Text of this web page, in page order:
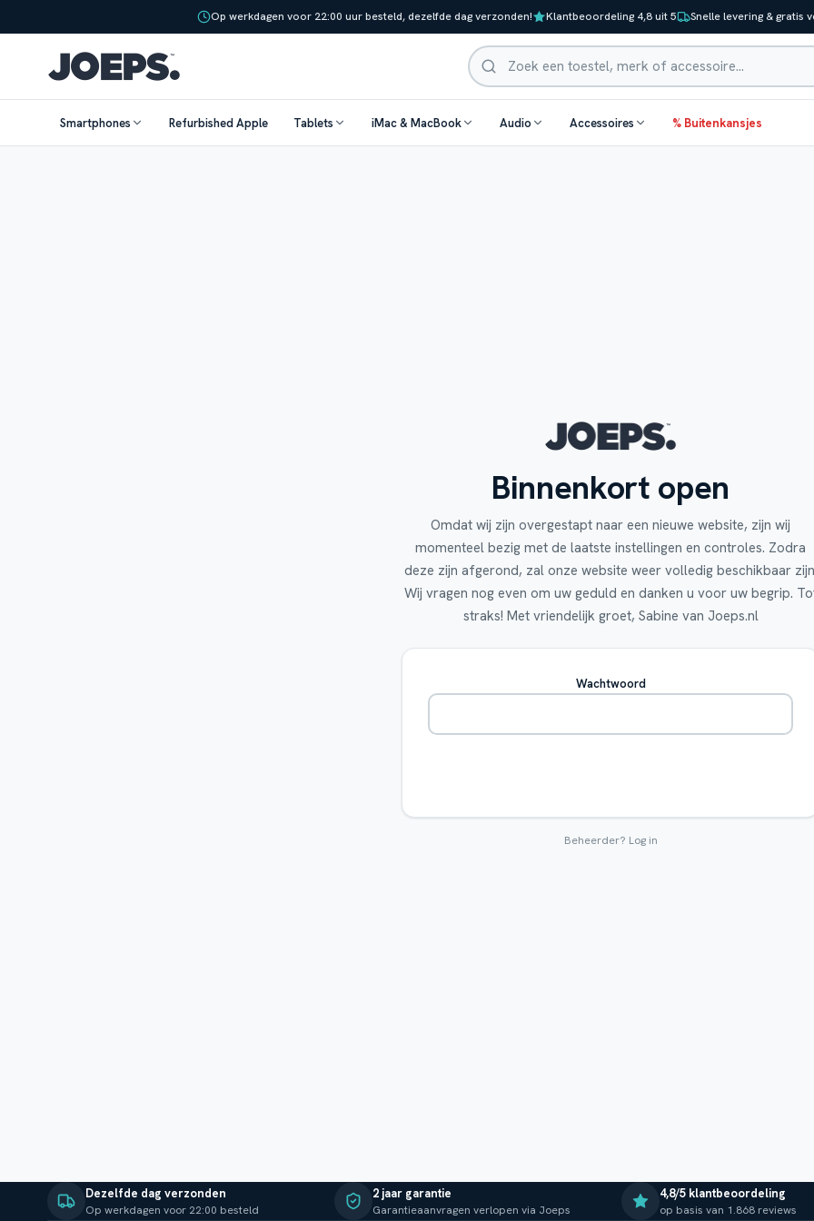
Op werkdagen voor 22:00 uur besteld, dezelfde dag verzonden! Klantbeoordeling 4,8 uit 5 Snelle levering & gratis
Zoeken
Smartphones Refurbished Apple Tablets iMac & MacBook Audio Accessoires % Buitenkansjes
Binnenkort open
Omdat wij zijn overgestapt naar een nieuwe website, zijn wij
momenteel bezig met de laatste instellingen en controles. Zodra
deze zijn afgerond, zal onze website weer volledig beschikbaar
Wij vragen nog even om uw geduld en danken u voor uw begrip.
straks! Met vriendelijk groet, Sabine van Joeps.nl
Wachtwoord
Beheerder? Log in
Dezelfde dag verzonden
Op werkdagen voor 22:00 besteld
2 jaar garantie
Garantieaanvragen verlopen via Joeps
4,8/5 klantbeoordeling
op basis van 1.868 reviews